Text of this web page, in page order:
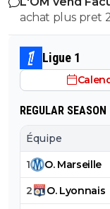
achat plus pret
aux max 4.5M
caissesLigue 1
REGULAR SEASON
Équipe
1 O. Marseille
2 O. Lyonnais